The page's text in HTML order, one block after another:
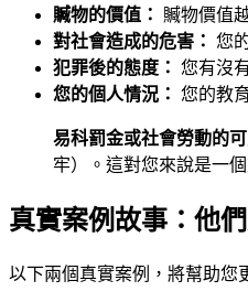
贓物的價值：
贓物價值
對社會造成的危害： 您
犯罪後的態度： 您有沒
您的個人情況： 您的教
易科罰金或社會勞動的
牢）。這對您來說是一
真實案例故事：他
以下兩個真實案例，將幫助您